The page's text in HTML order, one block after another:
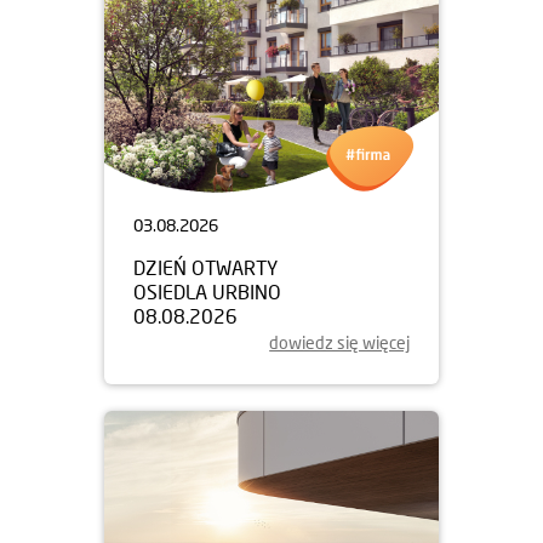
03.08.2026
DZIEŃ OTWARTY
OSIEDLA URBINO
08.08.2026
dowiedz się więcej